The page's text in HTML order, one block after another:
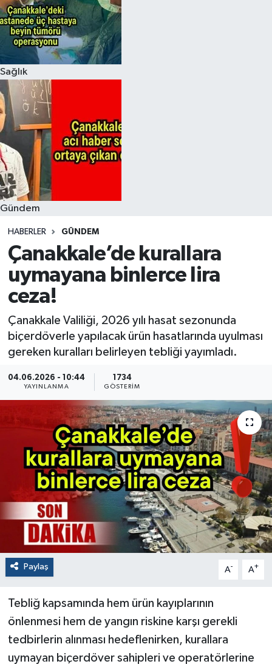
Sağlık
Gündem
HABERLER GÜNDEM
Çanakkale’de kurallara
uymayana binlerce lira
ceza!
Çanakkale Valiliği, 2026 yılı hasat sezonunda
biçerdöverle yapılacak ürün hasatlarında uyulması
gereken kuralları belirleyen tebliği yayımladı.
04.06.2026 - 10:44
YAYINLANMA
1734
GÖSTERIM
Paylaş A- A+
Tebliğ kapsamında hem ürün kayıplarının
önlenmesi hem de yangın riskine karşı gerekli
tedbirlerin alınması hedeflenirken, kurallara
uymayan biçerdöver sahipleri ve operatörlerine